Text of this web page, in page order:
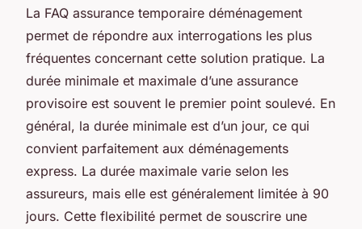
La FAQ assurance temporaire déménagement
permet de répondre aux interrogations les plus
fréquentes concernant cette solution pratique. La
durée minimale et maximale d’une assurance
provisoire est souvent le premier point soulevé. En
général, la durée minimale est d’un jour, ce qui
convient parfaitement aux déménagements
express. La durée maximale varie selon les
assureurs, mais elle est généralement limitée à 90
jours. Cette flexibilité permet de souscrire une